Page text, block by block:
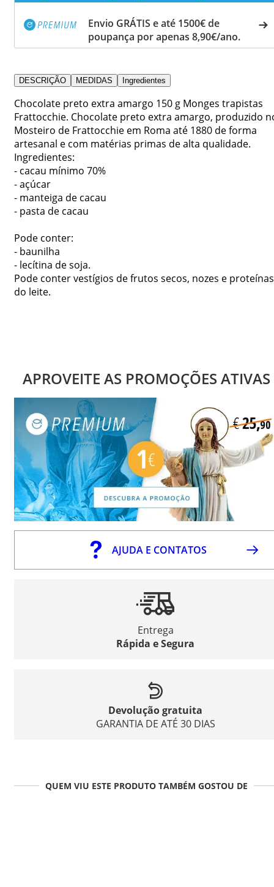
Envio GRÁTIS e até 1500€ de
poupança por apenas 8,90€/ano.
DESCRIÇÃO MEDIDAS Ingredientes
Chocolate preto extra amargo 150 g Monges trapistas
Frattocchie. Chocolate preto extra amargo, produzido
Mosteiro de Frattocchie em Roma até 1880 de forma
artesanal e com matérias primas de alta qualidade.
Ingredientes:
- cacau mínimo 70%
- açúcar
- manteiga de cacau
- pasta de cacau
Pode conter:
- baunilha
- lecítina de soja.
Pode conter vestígios de frutos secos, nozes e proteínas
do leite.
APROVEITE AS PROMOÇÕES ATIVAS
AJUDA E CONTATOS
Entrega
Rápida e Segura
Devolução gratuita
GARANTIA DE ATÉ 30 DIAS
QUEM VIU ESTE PRODUTO TAMBÉM GOSTOU DE